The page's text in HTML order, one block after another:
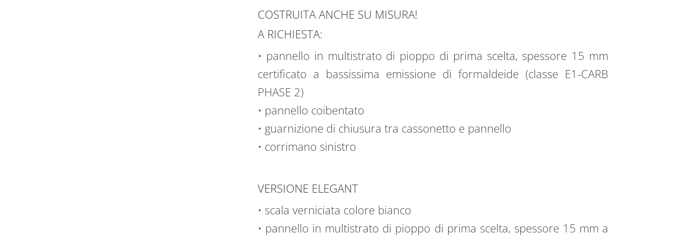
COSTRUITA ANCHE SU MISURA!
A RICHIESTA:
• pannello in multistrato di pioppo di prima scelta, spessore 15 mm
certificato a bassissima emissione di formaldeide (classe E1-CARB
PHASE 2)
• pannello coibentato
• guarnizione di chiusura tra cassonetto e pannello
• corrimano sinistro
VERSIONE ELEGANT
• scala verniciata colore bianco
• pannello in multistrato di pioppo di prima scelta, spessore 15 mm a